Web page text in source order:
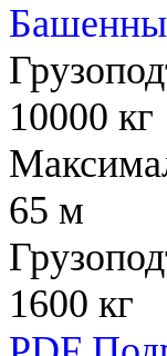
10000 кг
65 м
1600 кг